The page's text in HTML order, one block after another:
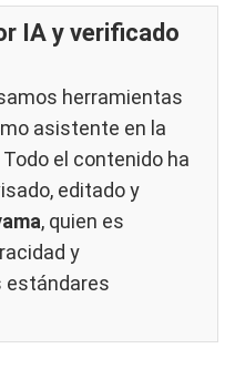
IA y verificado
herramientas
asistente en la
el contenido ha
editado y
, quien es
y
estándares